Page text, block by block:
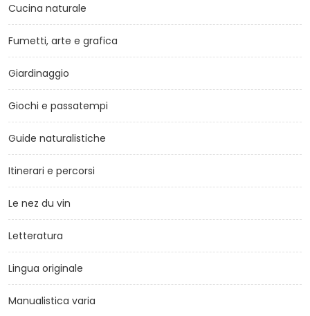
Cucina naturale
Fumetti, arte e grafica
Giardinaggio
Giochi e passatempi
Guide naturalistiche
Itinerari e percorsi
Le nez du vin
Letteratura
Lingua originale
Manualistica varia